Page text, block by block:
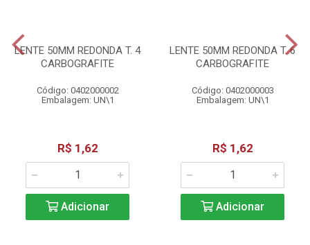
LENTE 50MM REDONDA T. 4
CARBOGRAFITE
Código: 0402000002
Embalagem: UN\1
R$ 1,62
Adicionar
LENTE 50MM REDONDA T. 6
CARBOGRAFITE
Código: 0402000003
Embalagem: UN\1
R$ 1,62
Adicionar